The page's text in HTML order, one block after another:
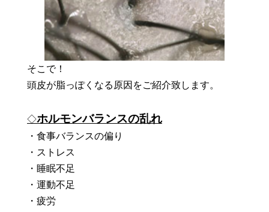
そこで！
頭皮が脂っぽくなる原因をご紹介致します。
◇ホルモンバランスの乱れ
・食事バランスの偏り
・ストレス
・睡眠不足
・運動不足
・疲労